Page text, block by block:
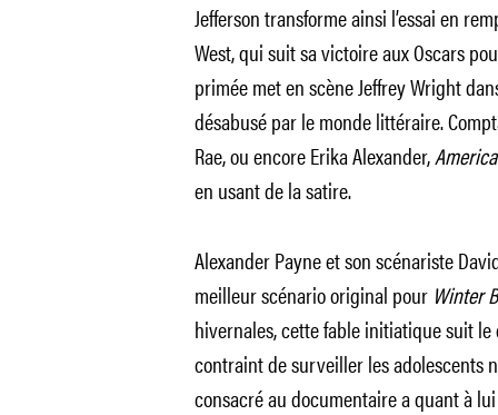
Jefferson transforme ainsi l’essai en
West, qui suit sa victoire aux Oscars
primée met en scène Jeffrey Wright
désabusé par le monde littéraire.
Rae, ou encore Erika Alexander,
en usant de la satire.
Alexander Payne et son scénariste
meilleur scénario original pour Winter
hivernales, cette fable initiatique suit
contraint de surveiller les adolescents
consacré au documentaire a quant à